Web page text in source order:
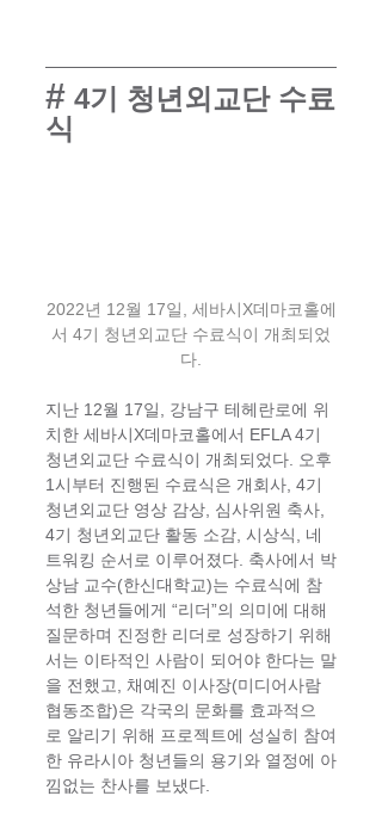
# 4기 청년외교단 수료
식
2022년 12월 17일, 세바시X데마코홀에
서 4기 청년외교단 수료식이 개최되었
다.
지난 12월 17일, 강남구 테헤란로에 위
치한 세바시X데마코홀에서 EFLA 4기
청년외교단 수료식이 개최되었다. 오후
1시부터 진행된 수료식은 개회사, 4기
청년외교단 영상 감상, 심사위원 축사,
4기 청년외교단 활동 소감, 시상식, 네
트워킹 순서로 이루어졌다. 축사에서 박
상남 교수(한신대학교)는 수료식에 참
석한 청년들에게 “리더”의 의미에 대해
질문하며 진정한 리더로 성장하기 위해
서는 이타적인 사람이 되어야 한다는 말
을 전했고, 채예진 이사장(미디어사람
협동조합)은 각국의 문화를 효과적으
로 알리기 위해 프로젝트에 성실히 참여
한 유라시아 청년들의 용기와 열정에 아
낌없는 찬사를 보냈다.